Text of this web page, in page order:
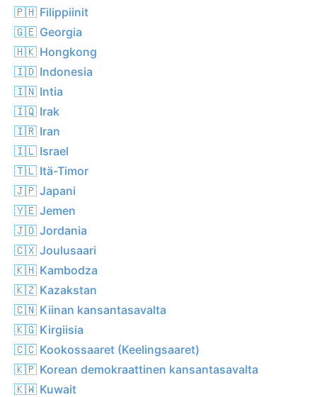
🇵🇭 Filippiinit
🇬🇪 Georgia
🇭🇰 Hongkong
🇮🇩 Indonesia
🇮🇳 Intia
🇮🇶 Irak
🇮🇷 Iran
🇮🇱 Israel
🇹🇱 Itä-Timor
🇯🇵 Japani
🇾🇪 Jemen
🇯🇴 Jordania
🇨🇽 Joulusaari
🇰🇭 Kambodza
🇰🇿 Kazakstan
🇨🇳 Kiinan kansantasavalta
🇰🇬 Kirgiisia
🇨🇨 Kookossaaret (Keelingsaaret)
🇰🇵 Korean demokraattinen kansantasavalta
🇰🇼 Kuwait